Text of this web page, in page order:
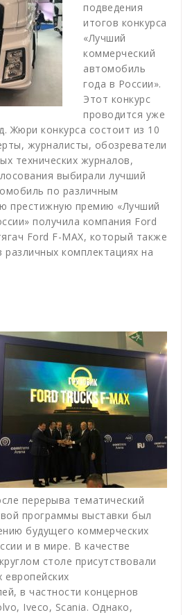
подведения
итогов конкурса
«Лучший
коммерческий
автомобиль
года в России».
Этот конкурс
проводится уже
Жюри конкурса состоит из 10
журналисты, обозреватели
технических журналов,
выбирали лучший
по различным
престижную премию «Лучший
получила компания Ford
Ford F-MAX, который также
различных комплектациях на
перерыва тематический
программы выставки был
будущего коммерческих
и в мире. В качестве
столе присутствовали
европейских
в частности концернов
Iveco, Scania. Однако,